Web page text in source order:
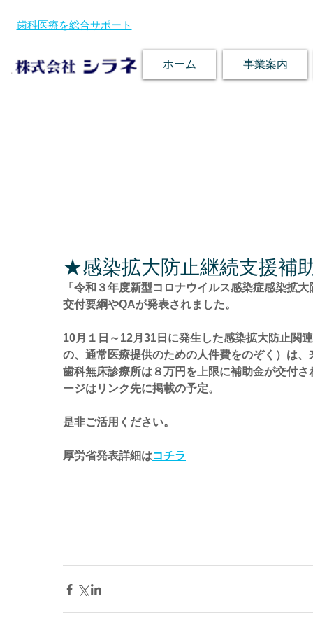
歯科医療を総合サポート
ホーム 事業案内
★感染拡大防止継続支援補
「令和３年度新型コロナウイルス感染症感染拡
交付要綱やQAが発表されました。
10月１日～12月31日に発生した感染拡大防止関
の、通常医療提供のための人件費をのぞく）は
歯科無床診療所は８万円を上限に補助金が交付
ージはリンク先に掲載の予定。
是非ご活用ください。
厚労省発表詳細はコチラ